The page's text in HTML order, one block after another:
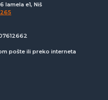
lamela e1, Niš
pošte ili preko interneta